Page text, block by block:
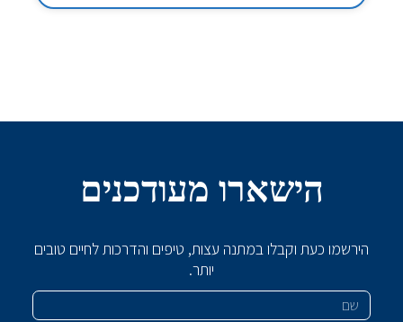
הישארו מעודכנים
הירשמו כעת וקבלו במתנה עצות, טיפים והדרכות לחיים טובים
יותר.
שם